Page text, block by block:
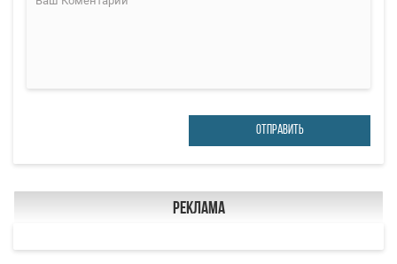
ОТПРАВИТЬ
Реклама